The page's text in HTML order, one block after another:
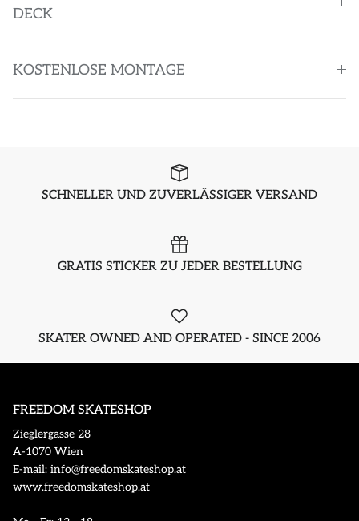
DECK
KOSTENLOSE MONTAGE
SCHNELLER UND ZUVERLÄSSIGER VERSAND
GRATIS STICKER ZU JEDER BESTELLUNG
SKATER OWNED AND OPERATED - SINCE 2006
FREEDOM SKATESHOP
Zieglergasse 28
A-1070 Wien
E-mail: info@freedomskateshop.at
www.freedomskateshop.at